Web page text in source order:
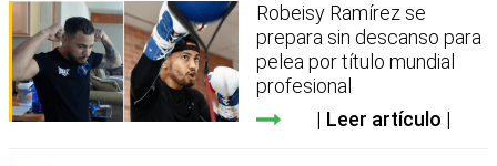
Robeisy Ramírez se
prepara sin descanso para
pelea por título mundial
profesional
Leer artículo